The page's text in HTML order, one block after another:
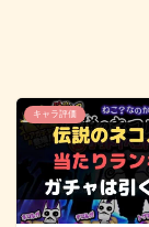
キャラ評価